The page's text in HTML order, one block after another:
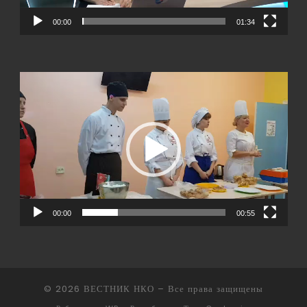
00:00 01:34
00:00 00:55
© 2026 ВЕСТНИК НКО – Все права защищены